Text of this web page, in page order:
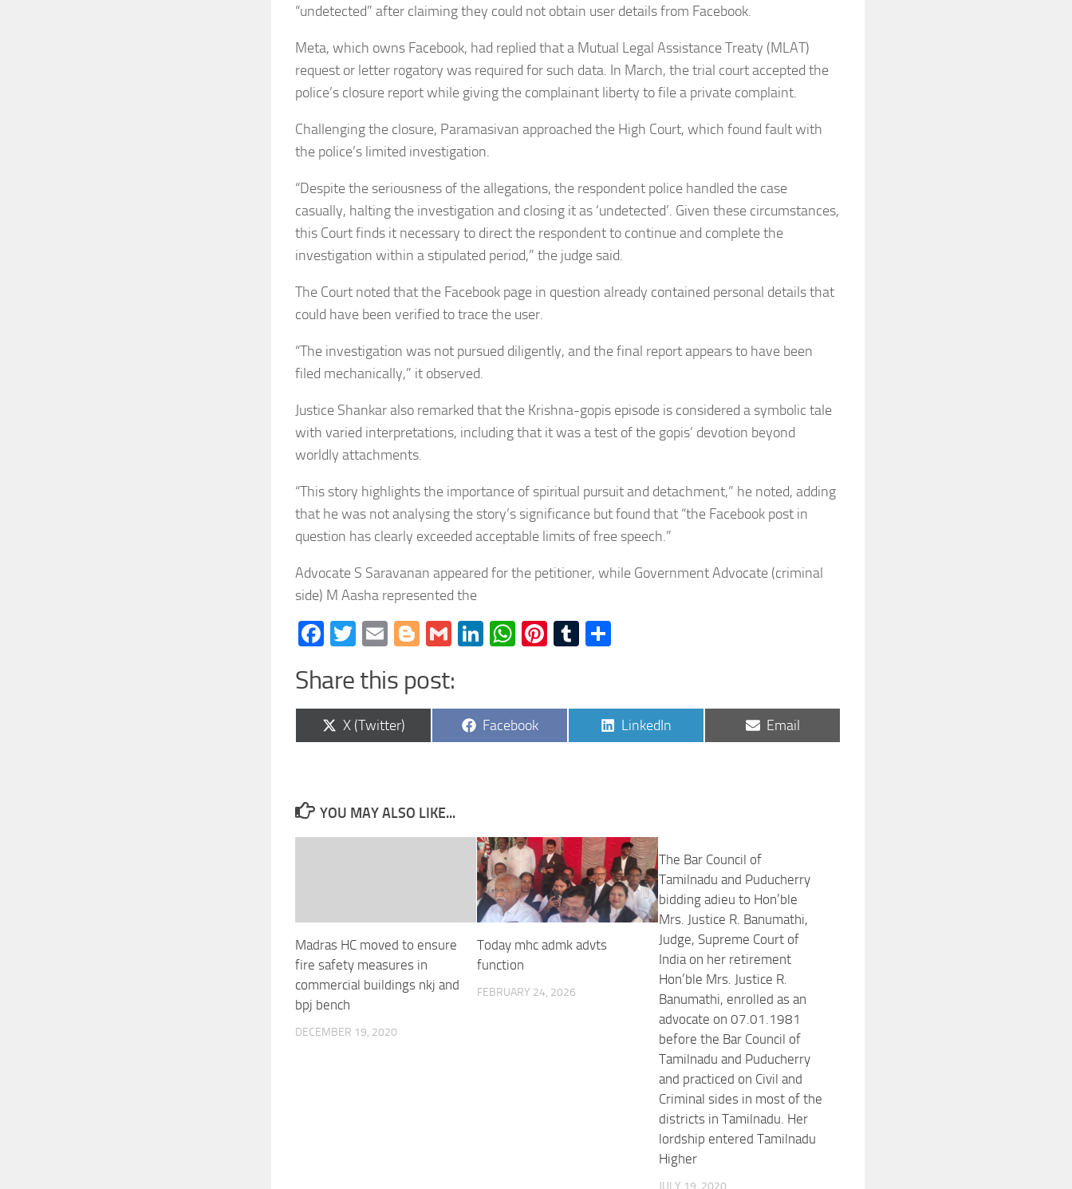
“undetected” after claiming they could not obtain user details from Facebook.
Meta, which owns Facebook, had replied that a Mutual Legal Assistance Treaty (MLAT)
request or letter rogatory was required for such data. In March, the trial court accepted the
police’s closure report while giving the complainant liberty to file a private complaint.
Challenging the closure, Paramasivan approached the High Court, which found fault with
the police’s limited investigation.
“Despite the seriousness of the allegations, the respondent police handled the case
casually, halting the investigation and closing it as ‘undetected’. Given these circumstances,
this Court finds it necessary to direct the respondent to continue and complete the
investigation within a stipulated period,” the judge said.
The Court noted that the Facebook page in question already contained personal details that
could have been verified to trace the user.
“The investigation was not pursued diligently, and the final report appears to have been
filed mechanically,” it observed.
Justice Shankar also remarked that the Krishna-gopis episode is considered a symbolic tale
with varied interpretations, including that it was a test of the gopis’ devotion beyond
worldly attachments.
“This story highlights the importance of spiritual pursuit and detachment,” he noted, adding
that he was not analysing the story’s significance but found that “the Facebook post in
question has clearly exceeded acceptable limits of free speech.”
Advocate S Saravanan appeared for the petitioner, while Government Advocate (criminal
side) M Aasha represented the
Facebook
Twitter
EmailBlogger
GmailLinkedIn
WhatsApp
Pinterest
Tumblr
Share this post:
Share
on
X (Twitter)
Share
on
Facebook
Share
on
LinkedIn
Share
on
Email
YOU MAY ALSO LIKE...
Madras HC moved to ensure
fire safety measures in
commercial buildings nkj and
bpj bench
DECEMBER 19, 2020
Today mhc admk advts
function
FEBRUARY 24, 2026
The Bar Council of
Tamilnadu and Puducherry
bidding adieu to Hon’ble
Mrs. Justice R. Banumathi,
Judge, Supreme Court of
India on her retirement
Hon’ble Mrs. Justice R.
Banumathi, enrolled as an
advocate on 07.01.1981
before the Bar Council of
Tamilnadu and Puducherry
and practiced on Civil and
Criminal sides in most of the
districts in Tamilnadu. Her
lordship entered Tamilnadu
Higher